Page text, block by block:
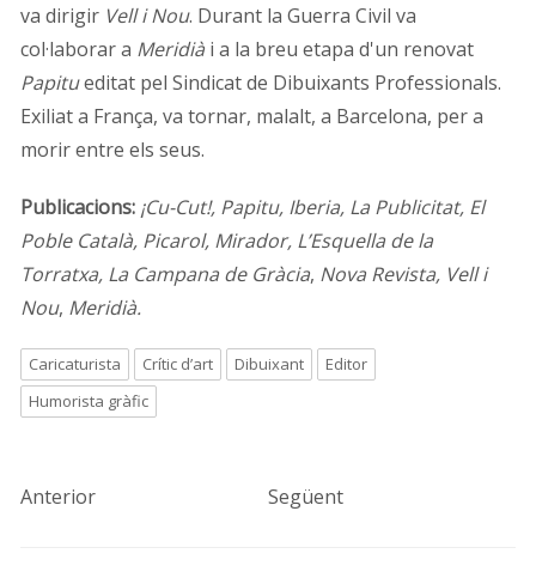
va dirigir Vell i Nou. Durant la Guerra Civil va
col·laborar a Meridiài a la breu etapa d'un renovat
Papitueditat pel Sindicat de Dibuixants Professionals.
Exiliat a França, va tornar, malalt, a Barcelona, per a
morir entre els seus.
Publicacions: ¡Cu-Cut!, Papitu, Iberia, La Publicitat, El
Poble Català, Picarol, Mirador, L’Esquella de la
Torratxa, La Campana de Gràcia, Nova Revista, Vell i
Nou, Meridià.
Caricaturista Crític d’art Dibuixant
Editor
Humorista gràfic
Anterior Següent